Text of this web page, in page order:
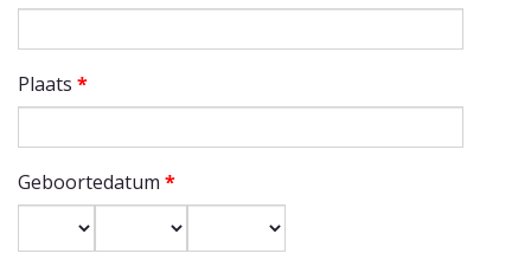
Plaats *
Geboortedatum *